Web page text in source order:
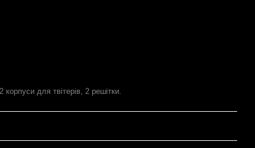
для твітерів, 2 решітки.